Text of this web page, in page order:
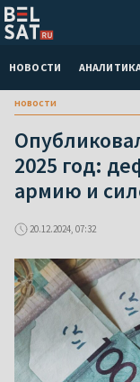
НОВОСТИ
новости
2025 год:
армию и
20.12.2024, 07:32